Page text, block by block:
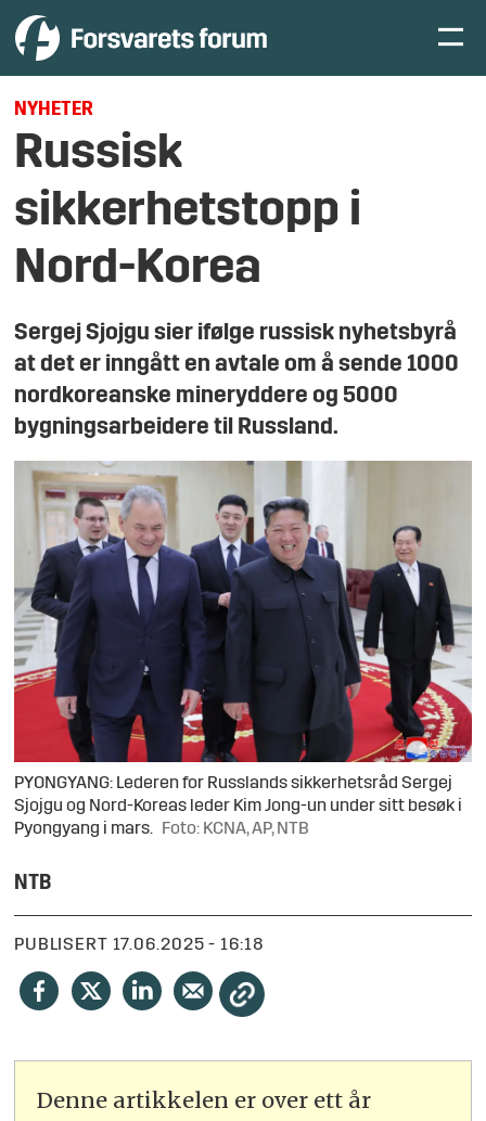
NYHETER
Russisk
sikkerhetstopp i
Nord-Korea
Sergej Sjojgu sier ifølge russisk nyhetsbyrå
at det er inngått en avtale om å sende 1000
nordkoreanske mineryddere og 5000
bygningsarbeidere til Russland.
PYONGYANG: Lederen for Russlands sikkerhetsråd Sergej
Sjojgu og Nord-Koreas leder Kim Jong-un under sitt besøk i
Pyongyang i mars. Foto: KCNA, AP, NTB
NTB
PUBLISERT 17.06.2025 - 16:18
Denne artikkelen er over ett år